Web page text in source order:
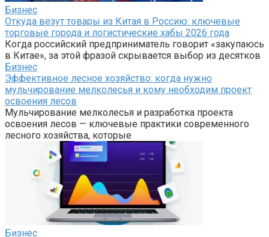
Бизнес
Откуда везут товары из Китая в Россию: ключевые
торговые города и логистические хабы 2026 года
Когда российский предприниматель говорит «закупаюсь
в Китае», за этой фразой скрывается выбор из десятков
Бизнес
Эффективное лесное хозяйство: когда нужно
мульчирование мелколесья и кому необходим проект
освоения лесов
Мульчирование мелколесья и разработка проекта
освоения лесов — ключевые практики современного
лесного хозяйства, которые
Бизнес